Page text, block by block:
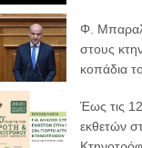
Φ.
στους
κοπάδια
Έως τις
εκθετών